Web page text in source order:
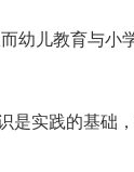
幼儿教育与小
是实践的基础